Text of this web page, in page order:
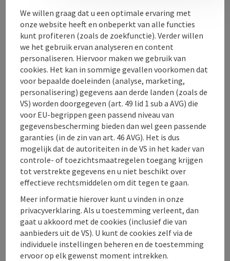
verschillende evenementen voor jong en oud.
Contact
Ligging
Toegankelijkheid
PDF aanmaken
Bijdrage printen
In de buurt
powered byTOURDATA
We willen graag dat u een optimale ervaring met
onze website heeft en onbeperkt van alle functies
kunt profiteren (zoals de zoekfunctie). Verder willen
we het gebruik ervan analyseren en content
personaliseren. Hiervoor maken we gebruik van
cookies. Het kan in sommige gevallen voorkomen dat
voor bepaalde doeleinden (analyse, marketing,
personalisering) gegevens aan derde landen (zoals de
VS) worden doorgegeven (art. 49 lid 1 sub a AVG) die
voor EU-begrippen geen passend niveau van
gegevensbescherming bieden dan wel geen passende
garanties (in de zin van art. 46 AVG). Het is dus
mogelijk dat de autoriteiten in de VS in het kader van
controle- of toezichtsmaatregelen toegang krijgen
tot verstrekte gegevens en u niet beschikt over
effectieve rechtsmiddelen om dit tegen te gaan.
Meer informatie hierover kunt u vinden in onze
privacyverklaring. Als u toestemming verleent, dan
gaat u akkoord met de cookies (inclusief die van
aanbieders uit de VS). U kunt de cookies zelf via de
individuele instellingen beheren en de toestemming
ervoor op elk gewenst moment intrekken.